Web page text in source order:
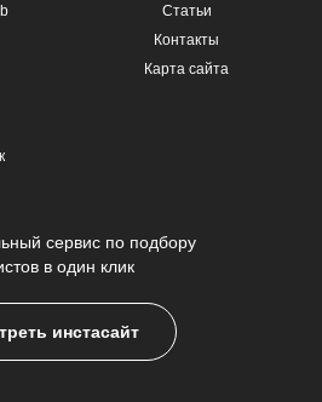
Статьи
Контакты
Карта сайта
сервис по подбору
в один клик
инстасайт